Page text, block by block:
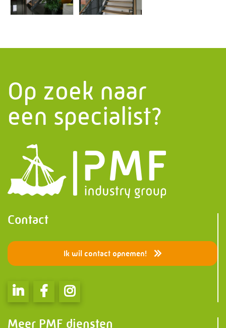
Op zoek naar
een specialist?
Contact
Ik wil contact opnemen!
Meer PMF diensten